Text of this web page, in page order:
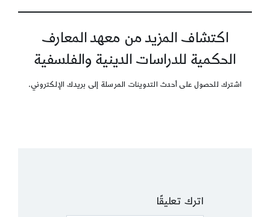
اكتشاف المزيد من معهد المعارف
الحكمية للدراسات الدينية والفلسفية
اشترك للحصول على أحدث التدوينات المرسلة إلى بريدك الإلكتروني.
اترك تعليقًا